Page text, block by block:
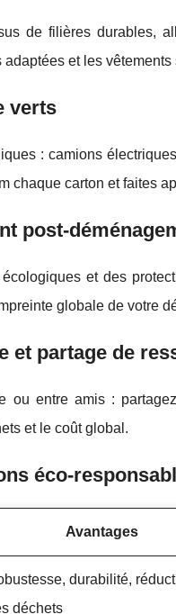
de filières durables,
et les
verts
: camions
chaque carton et faites
post-
et des
globale de votre
et partage de
ou entre amis :
et le coût global.
éco-
Avantages
durabilité,
déchets